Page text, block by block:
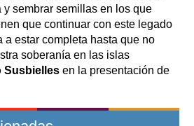
y sembrar semillas en los que
que continuar con este legado
a estar completa hasta que no
soberanía en las islas
Susbielles en la presentación de